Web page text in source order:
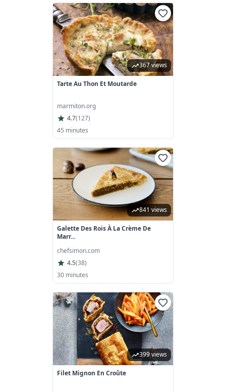
367 views
Tarte Au Thon Et Moutarde
marmiton.org
4.7(127)
45 minutes
841 views
Galette Des Rois À La Crème De
Marr...
chefsimon.com
4.5(38)
30 minutes
399 views
Filet Mignon En Croûte